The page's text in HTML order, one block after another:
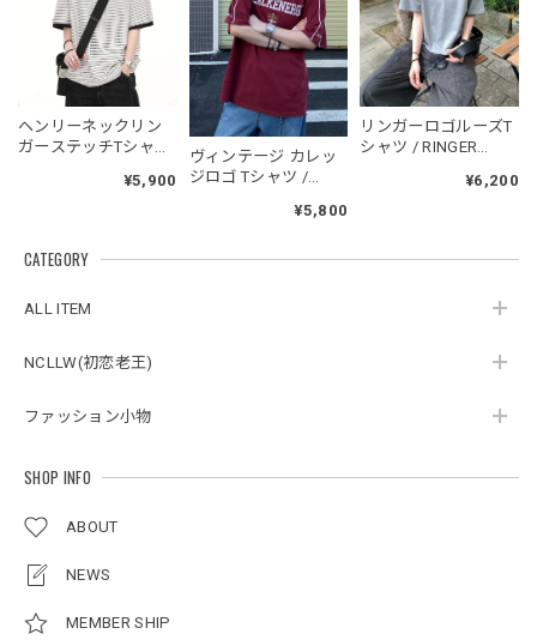
CATEGORY
ALL ITEM
NCLLW(初恋老王)
ファッション小物
SHOP INFO
ABOUT
NEWS
MEMBER SHIP
ブラック/L
2026/05/28
NCLLW オリジナルドッグタグネックレス / NCLLW Original Dog Tag Necklace
2026/05/27
スタンドカラーレトロジャケット / Stand Collar Retro Jacket
ブラック/L
ヘンリーネックリン
ガーステッチTシャツ
¥5,900
ヴィンテージ カレッ
ジロゴ Tシャツ /
¥5,800
リンガーロゴルーズT
シャツ / RINGER
¥6,200